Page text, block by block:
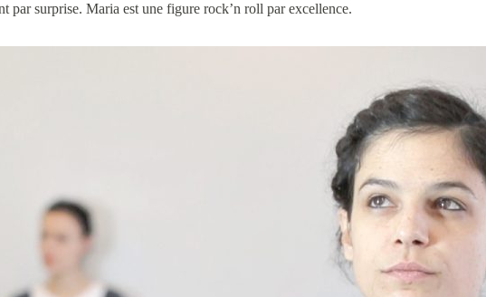
par surprise. Maria est une figure rock’n roll par excellence.